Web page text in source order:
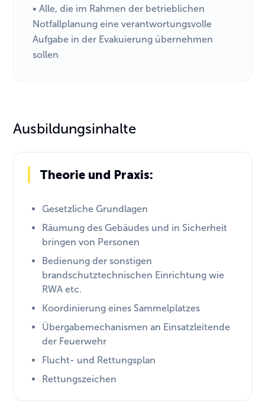
• Alle, die im Rahmen der betrieblichen
Notfallplanung eine verantwortungsvolle
Aufgabe in der Evakuierung übernehmen
sollen
Ausbildungsinhalte
Theorie und Praxis:
Gesetzliche Grundlagen
Räumung des Gebäudes und in Sicherheit
bringen von Personen
Bedienung der sonstigen
brandschutztechnischen Einrichtung wie
RWA etc.
Koordinierung eines Sammelplatzes
Übergabemechanismen an Einsatzleitende
der Feuerwehr
Flucht- und Rettungsplan
Rettungszeichen